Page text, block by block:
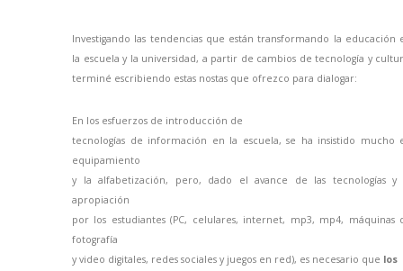
Investigando las tendencias que están transformando la educación
la escuela y la universidad, a partir de cambios de tecnología y
terminé escribiendo estas nostas que ofrezco para dialogar:
En los esfuerzos de introducción de
tecnologías de información en la escuela, se ha insistido mucho
equipamiento
y la alfabetización, pero, dado el avance de las tecnologías y
apropiación
por los estudiantes (PC, celulares, internet, mp3, mp4, máquinas
fotografía
y video digitales, redes sociales y juegos en red), es necesario que los